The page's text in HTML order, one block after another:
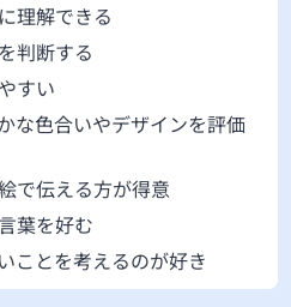
理解できる
判断する
すい
な色合いやデザインを評価
で伝える方が得意
葉を好む
ことを考えるのが好き